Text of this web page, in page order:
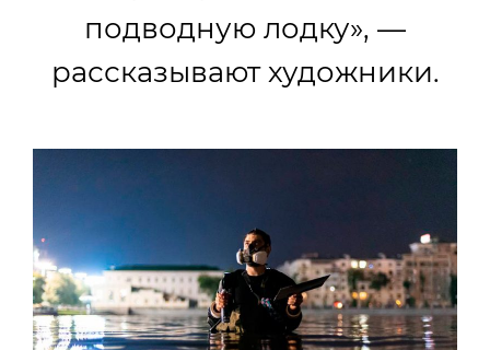
подводную лодку», —
рассказывают художники.